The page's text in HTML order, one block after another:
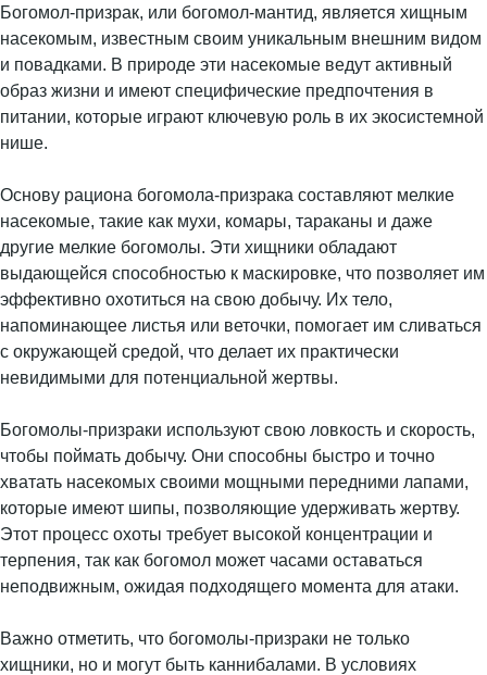
Богомол-призрак, или богомол-мантид, является хищным
насекомым, известным своим уникальным внешним видом
и повадками. В природе эти насекомые ведут активный
образ жизни и имеют специфические предпочтения в
питании, которые играют ключевую роль в их экосистемной
нише.
Основу рациона богомола-призрака составляют мелкие
насекомые, такие как мухи, комары, тараканы и даже
другие мелкие богомолы. Эти хищники обладают
выдающейся способностью к маскировке, что позволяет им
эффективно охотиться на свою добычу. Их тело,
напоминающее листья или веточки, помогает им сливаться
с окружающей средой, что делает их практически
невидимыми для потенциальной жертвы.
Богомолы-призраки используют свою ловкость и скорость,
чтобы поймать добычу. Они способны быстро и точно
хватать насекомых своими мощными передними лапами,
которые имеют шипы, позволяющие удерживать жертву.
Этот процесс охоты требует высокой концентрации и
терпения, так как богомол может часами оставаться
неподвижным, ожидая подходящего момента для атаки.
Важно отметить, что богомолы-призраки не только
хищники, но и могут быть каннибалами. В условиях